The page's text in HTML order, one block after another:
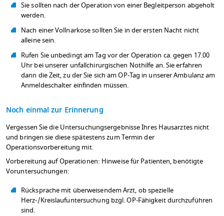
Sie sollten nach der Operation von einer Begleitperson abgeholt
werden.
Nach einer Vollnarkose sollten Sie in der ersten Nacht nicht
alleine sein.
Rufen Sie unbedingt am Tag vor der Operation ca. gegen 17.00
Uhr bei unserer unfallchirurgischen Nothilfe an. Sie erfahren
dann die Zeit, zu der Sie sich am OP-Tag in unserer Ambulanz am
Anmeldeschalter einfinden müssen.
Noch einmal zur Erinnerung
Vergessen Sie die Untersuchungsergebnisse Ihres Hausarztes nicht
und bringen sie diese spätestens zum Termin der
Operationsvorbereitung mit.
Vorbereitung auf Operationen: Hinweise für Patienten, benötigte
Voruntersuchungen:
Rücksprache mit überweisendem Arzt, ob spezielle
Herz-/Kreislaufuntersuchung bzgl. OP-Fähigkeit durchzuführen
sind.